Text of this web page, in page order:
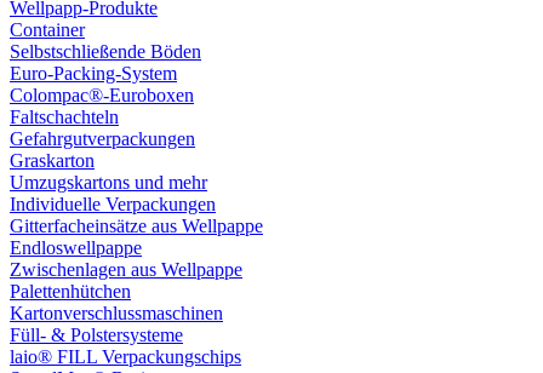
Wellpapp-Produkte
Container
Selbstschließende Böden
Euro-Packing-System
Colompac®-Euroboxen
Faltschachteln
Gefahrgutverpackungen
Graskarton
Umzugskartons und mehr
Individuelle Verpackungen
Gitterfacheinsätze aus Wellpappe
Endloswellpappe
Zwischenlagen aus Wellpappe
Palettenhütchen
Kartonverschlussmaschinen
Füll- & Polstersysteme
laio® FILL Verpackungschips